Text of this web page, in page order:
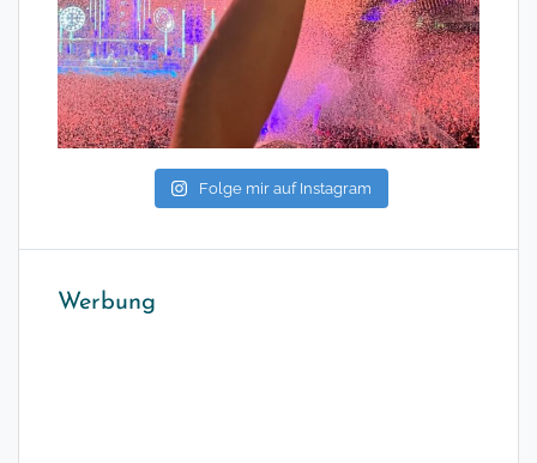
Folge mir auf Instagram
Werbung